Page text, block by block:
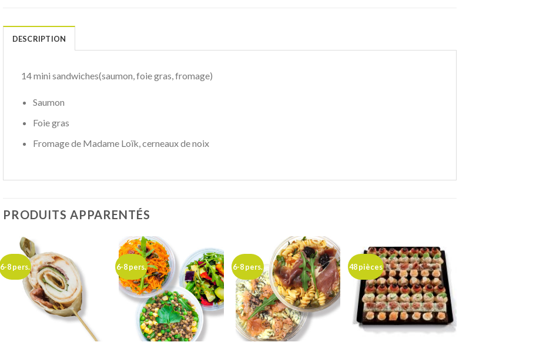
DESCRIPTION
14 mini sandwiches(saumon, foie gras, fromage)
Saumon
Foie gras
Fromage de Madame Loïk, cerneaux de noix
PRODUITS APPARENTÉS
6-8 pers.
Ajouter
à ma
liste de
souhaits
6-8 pers.
Ajouter
à ma
liste de
souhaits
6-8 pers.
Ajouter
à ma
liste de
souhaits
48 pièces
Ajouter
à ma
liste de
souhaits